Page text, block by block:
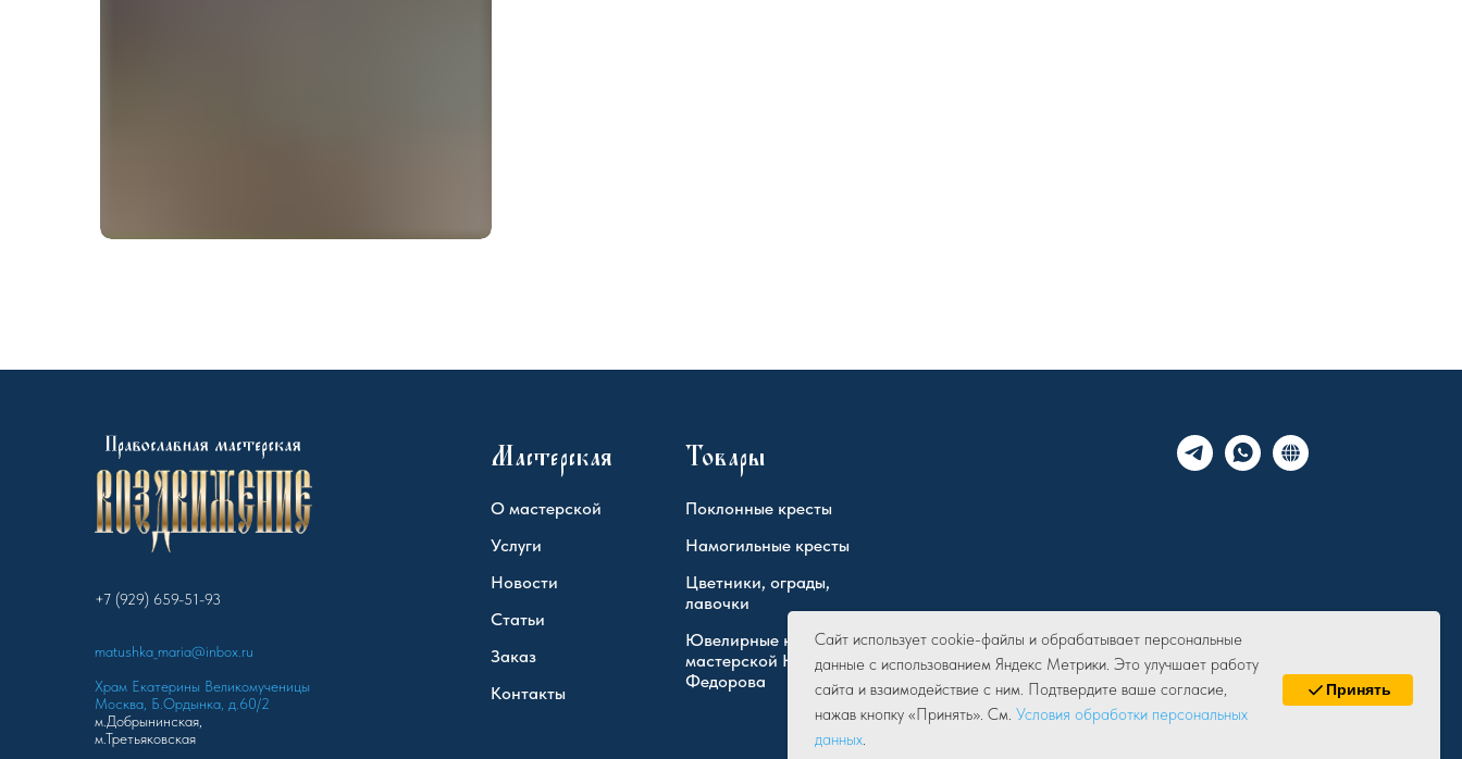
Сайт использует cookie-файлы и обрабатывает персональные
данные с использованием Яндекс Метрики. Это улучшает работу
сайта и взаимодействие с ним. Подтвердите ваше согласие,
нажав кнопку «Принять». См. Условия обработки персональных
данных.
Принять
+7 (929) 659-51-93
matushka_maria@inbox.ru
Храм Екатерины Великомученицы
Москва, Б.Ордынка, д.60/2
м.Добрынинская,
м.Третьяковская
Мастерская
О мастерской
Услуги
Новости
Статьи
Заказ
Контакты
Товары
Поклонные кресты
Намогильные кресты
Цветники, ограды,
лавочки
Ювелирные кресты
мастерской Юрия
Федорова